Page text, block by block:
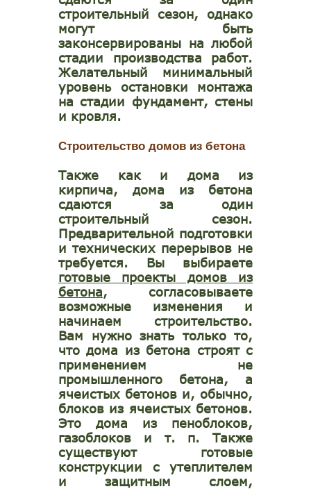
строительный сезон, однако
могут быть
законсервированы на любой
стадии производства работ.
Желательный минимальный
уровень остановки монтажа
на стадии фундамент, стены
и кровля.
Строительство домов из бетона
Также как и дома из
кирпича, дома из бетона
сдаются за один
строительный сезон.
Предварительной подготовки
и технических перерывов не
требуется. Вы выбираете
готовые проекты домов из
бетона, согласовываете
возможные изменения и
начинаем строительство.
Вам нужно знать только то,
что дома из бетона строят с
применением не
промышленного бетона, а
ячеистых бетонов и, обычно,
блоков из ячеистых бетонов.
Это дома из пеноблоков,
газоблоков и т. п. Также
существуют готовые
конструкции с утеплителем
и защитным слоем,